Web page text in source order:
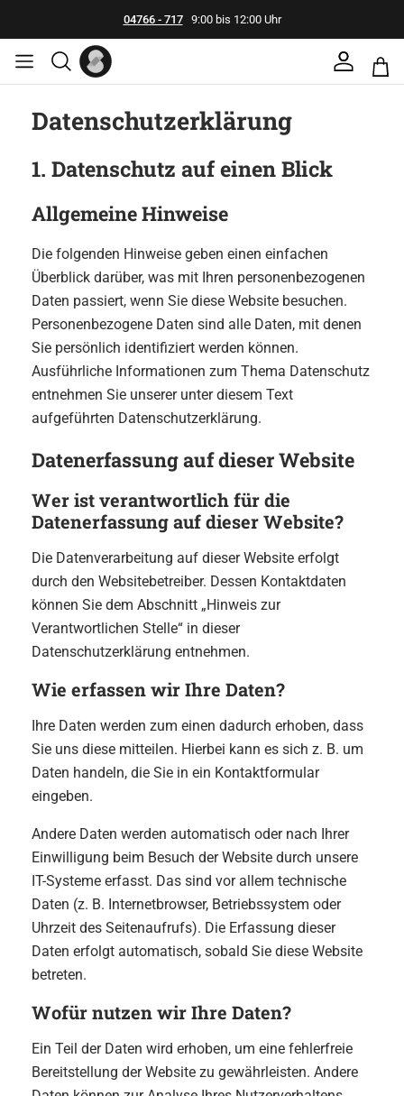
04766 - 7179:00 bis 12:00 Uhr
Datenschutz­erklärung
1. Datenschutz auf einen Blick
Allgemeine Hinweise
Die folgenden Hinweise geben einen einfachen
Überblick darüber, was mit Ihren personenbezogenen
Daten passiert, wenn Sie diese Website besuchen.
Personenbezogene Daten sind alle Daten, mit denen
Sie persönlich identifiziert werden können.
Ausführliche Informationen zum Thema Datenschutz
entnehmen Sie unserer unter diesem Text
aufgeführten Datenschutzerklärung.
Datenerfassung auf dieser Website
Wer ist verantwortlich für die
Datenerfassung auf dieser Website?
Die Datenverarbeitung auf dieser Website erfolgt
durch den Websitebetreiber. Dessen Kontaktdaten
können Sie dem Abschnitt „Hinweis zur
Verantwortlichen Stelle“ in dieser
Datenschutzerklärung entnehmen.
Wie erfassen wir Ihre Daten?
Ihre Daten werden zum einen dadurch erhoben, dass
Sie uns diese mitteilen. Hierbei kann es sich z. B. um
Daten handeln, die Sie in ein Kontaktformular
eingeben.
Andere Daten werden automatisch oder nach Ihrer
Einwilligung beim Besuch der Website durch unsere
IT-Systeme erfasst. Das sind vor allem technische
Daten (z. B. Internetbrowser, Betriebssystem oder
Uhrzeit des Seitenaufrufs). Die Erfassung dieser
Daten erfolgt automatisch, sobald Sie diese Website
betreten.
Wofür nutzen wir Ihre Daten?
Ein Teil der Daten wird erhoben, um eine fehlerfreie
Bereitstellung der Website zu gewährleisten. Andere